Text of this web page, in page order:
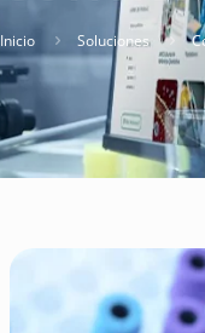
Inicio Soluciones